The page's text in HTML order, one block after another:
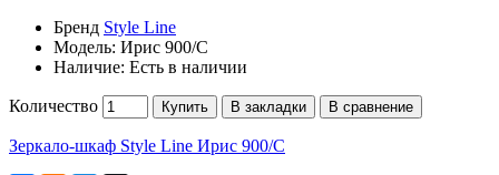
Бренд Style Line
Модель: Ирис 900/С
Наличие: Есть в наличии
Количество Купить В закладки В сравнение
Зеркало-шкаф Style Line Ирис 900/С